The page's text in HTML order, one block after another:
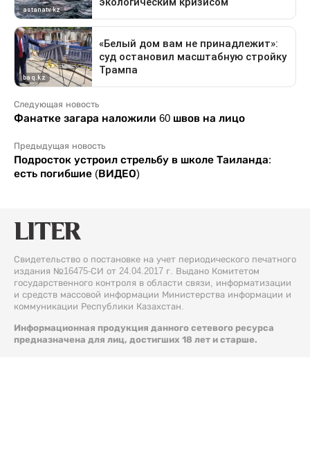
Следующая новость
Фанатке загара наложили 60 швов на лицо
Предыдущая новость
Подросток устроил стрельбу в школе Таиланда:
есть погибшие (ВИДЕО)
Свидетельство о постановке на учет периодического печатного
издания №16475-СИ от 24.04.2017 г. Выдано Комитетом
государственного контроля в области связи, информатизации
и средств массовой информации Министерства информации и
коммуникации Республики Казахстан.
Информационная продукция данного сетевого ресурса
предназначена для лиц, достигших 18 лет и старше.